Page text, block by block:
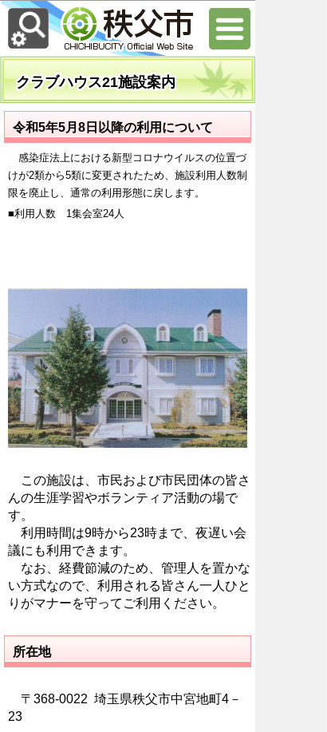
クラブハウス21施設案内
令和5年5月8日以降の利用について
感染症法上における新型コロナウイルスの位置づ
けが2類から5類に変更されたため、施設利用人数制
限を廃止し、通常の利用形態に戻します。
■利用人数 1集会室24人
この施設は、市民および市民団体の皆さ
んの生涯学習やボランティア活動の場で
す。
利用時間は9時から23時まで、夜遅い会
議にも利用できます。
なお、経費節減のため、管理人を置かな
い方式なので、利用される皆さん一人ひと
りがマナーを守ってご利用ください。
所在地
〒368-0022 埼玉県秩父市中宮地町4－
23